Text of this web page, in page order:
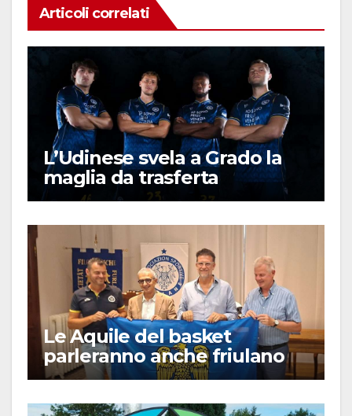
Articoli correlati
L’Udinese svela a Grado la
maglia da trasferta
Le Aquile del basket
parleranno anche friulano